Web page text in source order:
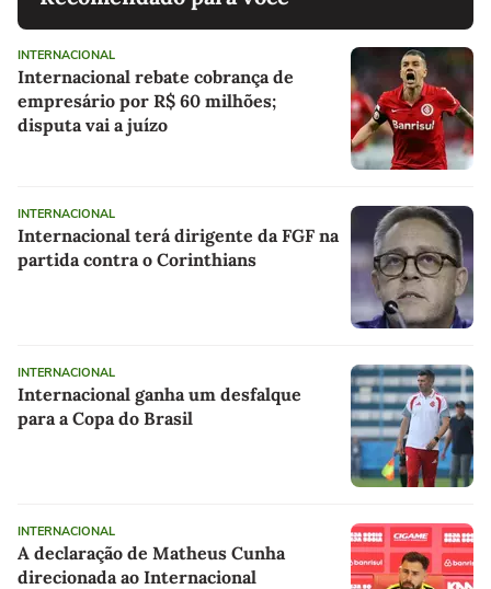
INTERNACIONAL
Internacional rebate cobrança de
empresário por R$ 60 milhões;
disputa vai a juízo
INTERNACIONAL
Internacional terá dirigente da FGF na
partida contra o Corinthians
INTERNACIONAL
Internacional ganha um desfalque
para a Copa do Brasil
INTERNACIONAL
A declaração de Matheus Cunha
direcionada ao Internacional